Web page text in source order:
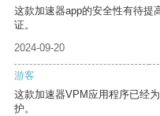
这款加速器app的安全性有待提
证。
2024-09-20
游客
这款加速器VPM应用程序已经
护。